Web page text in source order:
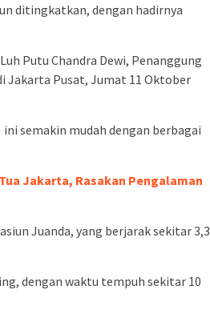
ditingkatkan, dengan hadirnya
Putu Chandra Dewi, Penanggung
Jakarta Pusat, Jumat 11 Oktober
semakin mudah dengan berbagai
Jakarta, Rasakan Pengalaman
Juanda, yang berjarak sekitar 3,3
dengan waktu tempuh sekitar 10